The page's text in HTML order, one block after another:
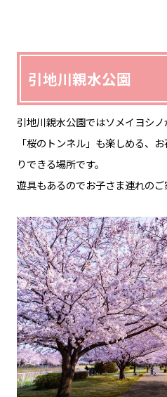
引地川親水公園
引地川親水公園ではソメイヨシ
「桜のトンネル」も楽しめる、
りできる場所です。
遊具もあるのでお子さま連れのご